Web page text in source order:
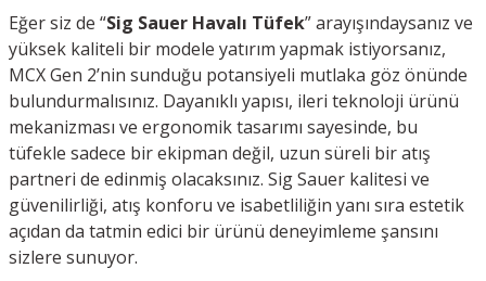
Eğer siz de “Sig Sauer Havalı Tüfek” arayışındaysanız ve
yüksek kaliteli bir modele yatırım yapmak istiyorsanız,
MCX Gen 2’nin sunduğu potansiyeli mutlaka göz önünde
bulundurmalısınız. Dayanıklı yapısı, ileri teknoloji ürünü
mekanizması ve ergonomik tasarımı sayesinde, bu
tüfekle sadece bir ekipman değil, uzun süreli bir atış
partneri de edinmiş olacaksınız. Sig Sauer kalitesi ve
güvenilirliği, atış konforu ve isabetliliğin yanı sıra estetik
açıdan da tatmin edici bir ürünü deneyimleme şansını
sizlere sunuyor.